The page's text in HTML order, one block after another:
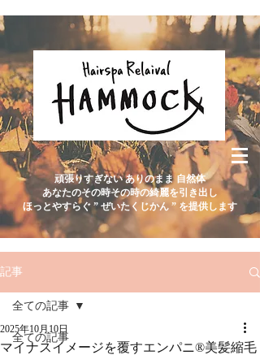
頑張りすぎない ありのまま 自然体
あなたのその時その時の綺麗を引き出し
ほっとやすらぐ ” ぜいたくじかん ” を提供します
記事
全ての記事
全ての記事
マイナスイメージを覆すエンパニ®美髪縮毛
2025年10月10日